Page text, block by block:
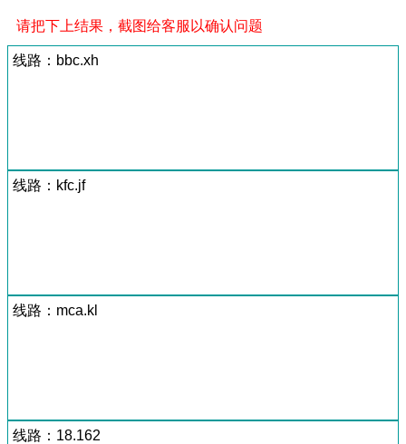
请把下上结果，截图给客服以确认问题
线路：bbc.xh
线路：kfc.jf
线路：mca.kl
线路：18.162